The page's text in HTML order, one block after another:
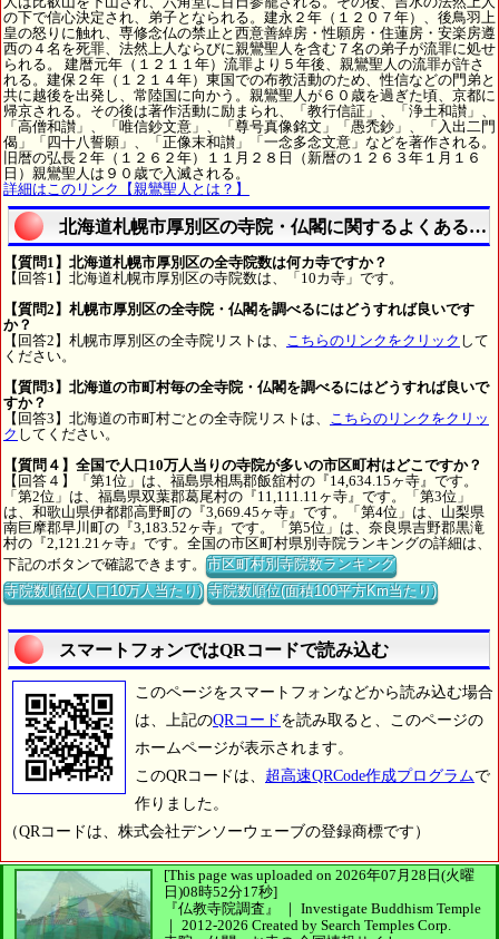
の下で信心決定され、弟子となられる。建永２年（１２０７年）、後鳥羽上
皇の怒りに触れ、専修念仏の禁止と西意善綽房・性願房・住蓮房・安楽房遵
西の４名を死罪、法然上人ならびに親鸞聖人を含む７名の弟子が流罪に処せ
られる。 建暦元年（１２１１年）流罪より５年後、親鸞聖人の流罪が許さ
れる。建保２年（１２１４年）東国での布教活動のため、性信などの門弟と
共に越後を出発し、常陸国に向かう。親鸞聖人が６０歳を過ぎた頃、京都に
帰京される。その後は著作活動に励まられ、「教行信証」、「浄土和讃」、
「高僧和讃」、「唯信鈔文意」、「尊号真像銘文」「愚禿鈔」、「入出二門
偈」「四十八誓願」、「正像末和讃」「一念多念文意」などを著作される。
旧暦の弘長２年（１２６２年）１１月２８日（新暦の１２６３年１月１６
日）親鸞聖人は９０歳で入滅される。
詳細はこのリンク【親鸞聖人とは？】
北海道札幌市厚別区の寺院・仏閣に関するよくある質
【質問1】北海道札幌市厚別区の全寺院数は何カ寺ですか？
【回答1】北海道札幌市厚別区の寺院数は、「10カ寺」です。
【質問2】札幌市厚別区の全寺院・仏閣を調べるにはどうすれば良いです
か？
【回答2】札幌市厚別区の全寺院リストは、 こちらのリンクをクリック して
ください。
【質問3】北海道の市町村毎の全寺院・仏閣を調べるにはどうすれば良いで
すか？
【回答3】北海道の市町村ごとの全寺院リストは、 こちらのリンクをクリッ
ク してください。
【質問４】全国で人口10万人当りの寺院が多いの市区町村はどこですか？
【回答４】「第1位」は、福島県相馬郡飯舘村の『14,634.15ヶ寺』です。
「第2位」は、福島県双葉郡葛尾村の『11,111.11ヶ寺』です。「第3位」
は、和歌山県伊都郡高野町の『3,669.45ヶ寺』です。「第4位」は、山梨県
南巨摩郡早川町の『3,183.52ヶ寺』です。「第5位」は、奈良県吉野郡黒滝
村の『2,121.21ヶ寺』です。全国の市区町村県別寺院ランキングの詳細は、
下記のボタンで確認できます。市区町村別寺院数ランキング
寺院数順位(人口10万人当たり) 寺院数順位(面積100平方Km当たり)
スマートフォンではQRコードで読み込む
このページをスマートフォンなどから読み込む場合
は、上記のQRコード を読み取ると、このページの
ホームページが表示されます。
このQRコードは、 超高速QRCode作成プログラムで
作りました。
（QRコードは、株式会社デンソーウェーブの登録商標です）
[This page was uploaded on 2026年07月28日(火曜
日)08時52分17秒]
『仏教寺院調査』 ｜ Investigate Buddhism Temple
｜ 2012-2026 Created by Search Temples Corp.